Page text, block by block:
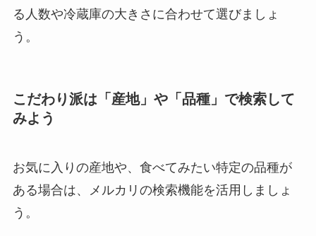
る人数や冷蔵庫の大きさに合わせて選びましょ
う。
こだわり派は「産地」や「品種」で検索して
みよう
お気に入りの産地や、食べてみたい特定の品種が
ある場合は、メルカリの検索機能を活用しましょ
う。